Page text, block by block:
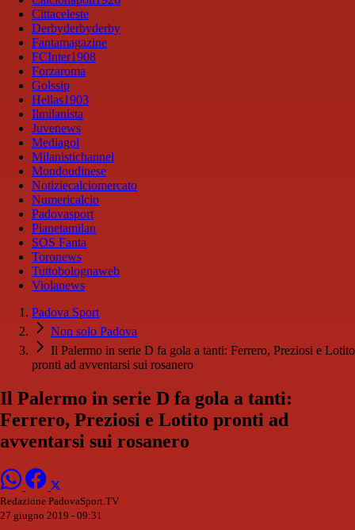
Cittaceleste
Derbyderbyderby
Fantamagazine
FCInter1908
Forzaroma
Golssip
Hellas1903
Ilmilanista
Juvenews
Mediagol
Milanistichannel
Mondoudinese
Notiziecalciomercato
Numericalcio
Padovasport
Pianetamilan
SOS Fanta
Toronews
Tuttobolognaweb
Violanews
Padova Sport
Non solo Padova
Il Palermo in serie D fa gola a tanti: Ferrero, Preziosi e Lotito
pronti ad avventarsi sui rosanero
Il Palermo in serie D fa gola a tanti:
Ferrero, Preziosi e Lotito pronti ad
avventarsi sui rosanero
Redazione PadovaSport.TV
27 giugno 2019 - 09:31